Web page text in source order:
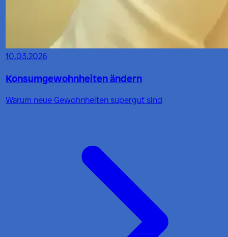
10.03.2026
Konsumgewohnheiten ändern
Warum neue Gewohnheiten supergut sind